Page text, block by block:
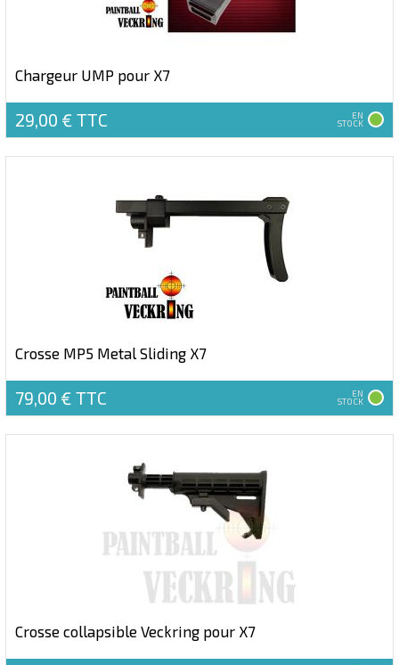
Chargeur UMP pour X7
29,00 € TTC EN
STOCK
Crosse MP5 Metal Sliding X7
79,00 € TTC EN
STOCK
Crosse collapsible Veckring pour X7